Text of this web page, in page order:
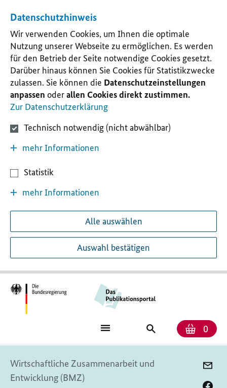
Datenschutzhinweis
Wir verwenden Cookies, um Ihnen die optimale
Nutzung unserer Webseite zu ermöglichen. Es werden
für den Betrieb der Seite notwendige Cookies gesetzt.
Darüber hinaus können Sie Cookies für Statistikzwecke
zulassen. Sie können die Datenschutzeinstellungen
anpassen oderallen Cookies direkt zustimmen.
Zur Datenschutzerklärung
Technisch notwendig (nicht abwählbar)
mehr Informationen
Statistik
mehr Informationen
Alle auswählen
Auswahl bestätigen
0
Wirtschaftliche Zusammenarbeit und
Entwicklung (BMZ)